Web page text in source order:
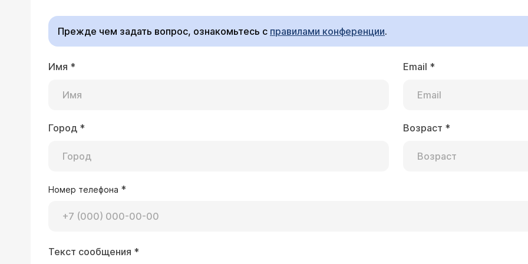
приборе. На сегодняшний день эти приборы позволяют получать максимально точный результат. Несомненно одним
каждодневным измерением ограничиваться нельзя - больные диабетом должны находится под наблюдением врача-
эндокринолога.
Для начала, необходимо констатировать тот факт, что в данном случае, к сожалению, речь идет о
16.10.2001 Долбня Герман Иосифович, 45 лет
Прежде чем задать вопрос, ознакомьтесь с правилами конференции.
Имя * Email *
Город * Возраст *
Номер телефона *
Текст сообщения *